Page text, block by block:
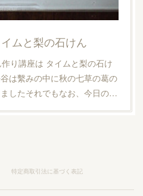
ムと梨の石けん
り講座は タイムと梨の石け
は繫みの中に秋の七草の葛の
したそれでもなお、今日の…
特定商取引法に基づく表記